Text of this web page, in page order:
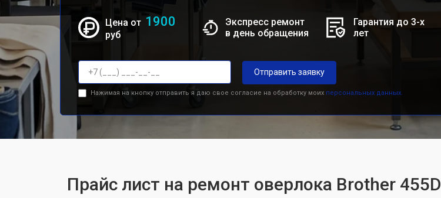
Цена от 1900
руб
Экспресс ремонт
в день обращения
Гарантия до 3-х
лет
Отправить заявку
Нажимая на кнопку отправить я даю свое согласие на обработку моих персональных данных.
Прайс лист на ремонт оверлока Brother 455D